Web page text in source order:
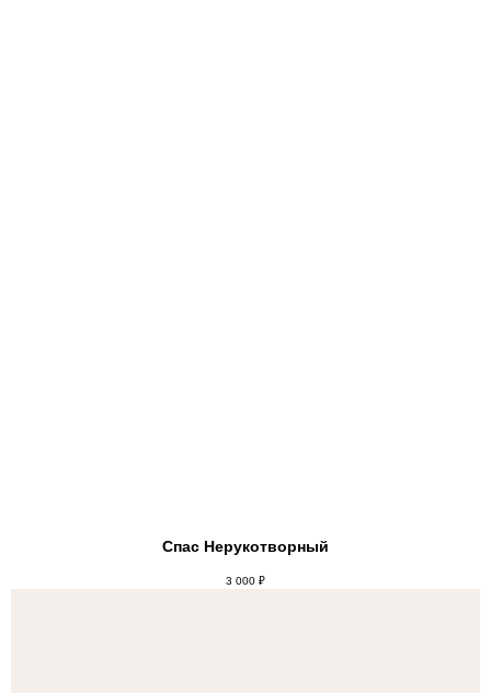
Спас Нерукотворный
3 000 ₽